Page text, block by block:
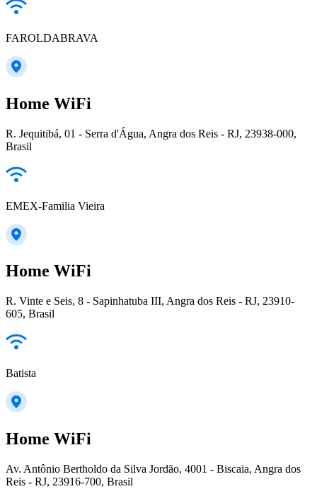
FAROLDABRAVA
Home WiFi
R. Jequitibá, 01 - Serra d'Água, Angra dos Reis - RJ, 23938-000,
Brasil
EMEX-Familia Vieira
Home WiFi
R. Vinte e Seis, 8 - Sapinhatuba III, Angra dos Reis - RJ, 23910-
605, Brasil
Batista
Home WiFi
Av. Antônio Bertholdo da Silva Jordão, 4001 - Biscaia, Angra dos
Reis - RJ, 23916-700, Brasil